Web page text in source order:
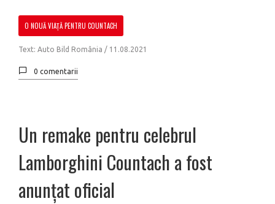
O NOUĂ VIAȚĂ PENTRU COUNTACH
Text: Auto Bild România / 11.08.2021
0 comentarii
Un remake pentru celebrul
Lamborghini Countach a fost
anunțat oficial